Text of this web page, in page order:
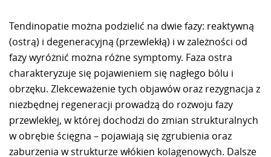
Tendinopatie można podzielić na dwie fazy: reaktywną
(ostrą) i degeneracyjną (przewlekłą) i w zależności od
fazy wyróżnić można różne symptomy. Faza ostra
charakteryzuje się pojawieniem się nagłego bólu i
obrzęku. Zlekceważenie tych objawów oraz rezygnacja z
niezbędnej regeneracji prowadzą do rozwoju fazy
przewlekłej, w której dochodzi do zmian strukturalnych
w obrębie ścięgna – pojawiają się zgrubienia oraz
zaburzenia w strukturze włókien kolagenowych. Dalsze